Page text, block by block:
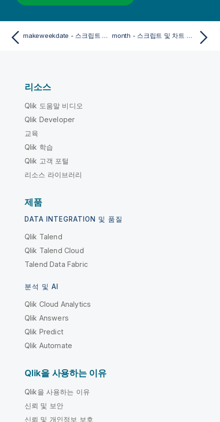
makeweekdate - 스크립트 및 차트 함수 month - 스크립트 및 차트 함수
리소스
Qlik 도움말 비디오
Qlik Developer
교육
Qlik 학습
Qlik 고객 포털
리소스 라이브러리
제품
DATA INTEGRATION 및 품질
Qlik Talend
Qlik Talend Cloud
Talend Data Fabric
분석 및 AI
Qlik Cloud Analytics
Qlik Answers
Qlik Predict
Qlik Automate
Qlik을 사용하는 이유
Qlik을 사용하는 이유
신뢰 및 보안
신뢰 및 개인정보 보호